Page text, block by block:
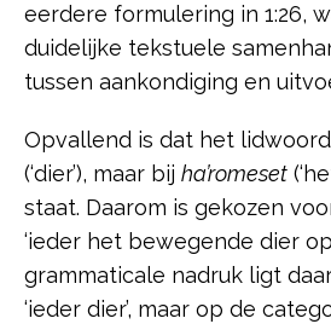
eerdere formulering in 1:26,
duidelijke tekstuele
tussen aankondiging en
Opvallend is dat het
(‘dier’), maar bij ha’romeset
staat. Daarom is gekozen
‘ieder het bewegende dier op
grammaticale nadruk ligt
‘ieder dier’, maar op de